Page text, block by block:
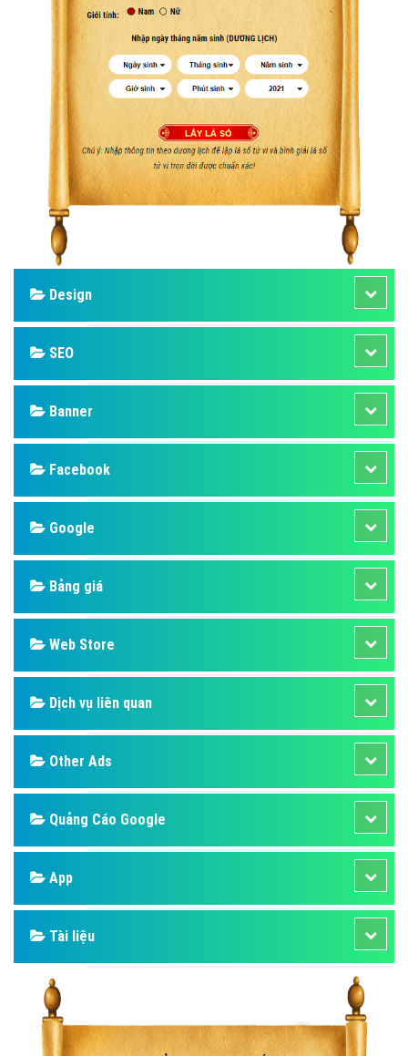
Design
SEO
Banner
Facebook
Google
Bảng giá
Web Store
Dịch vụ liên quan
Other Ads
Quảng Cáo Google
App
Tài liệu